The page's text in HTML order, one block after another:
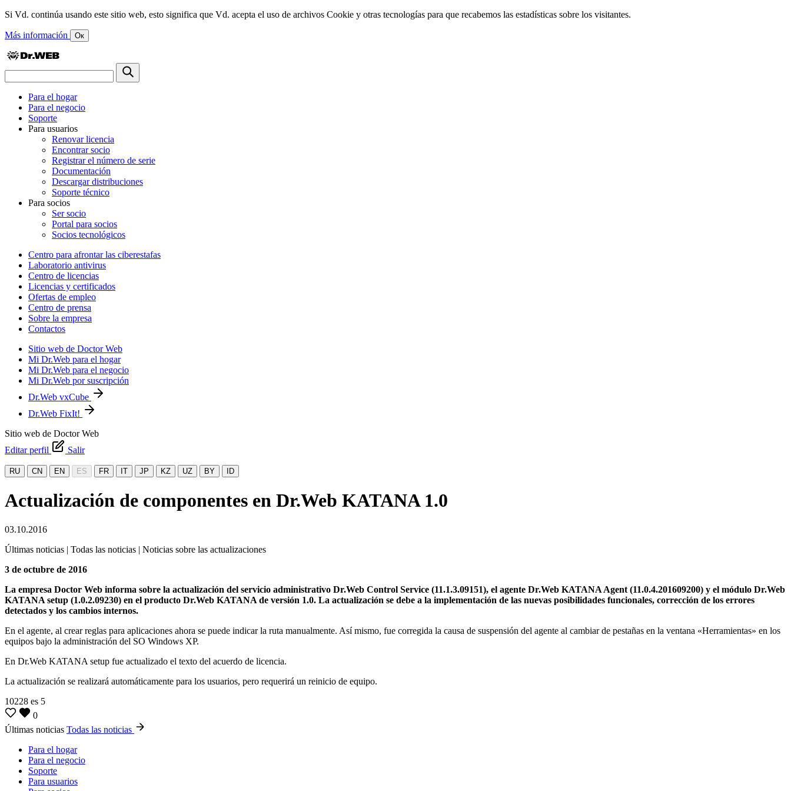
Si Vd. continúa usando este sitio web, esto significa que Vd. acepta el uso de archivos Cookie y otras tecnologías para que recabemos las estadísticas sobre los visitantes.
Más información Ок
Para el hogar
Para el negocio
Soporte
Para usuarios
Renovar licencia
Encontrar socio
Registrar el número de serie
Documentación
Descargar distribuciones
Soporte técnico
Para socios
Ser socio
Portal para socios
Socios tecnológicos
Centro para afrontar las ciberestafas
Laboratorio antivirus
Centro de licencias
Licencias y certificados
Ofertas de empleo
Centro de prensa
Sobre la empresa
Contactos
Sitio web de Doctor Web
Mi Dr.Web para el hogar
Mi Dr.Web para el negocio
Mi Dr.Web por suscripción
Dr.Web vxCube
Dr.Web FixIt!
Sitio web de Doctor Web
Editar perfil
Salir
RU CN EN ES FR IT JP KZ UZ BY ID
Actualización de componentes en Dr.Web KATANA 1.0
03.10.2016
Últimas noticias | Todas las noticias | Noticias sobre las actualizaciones
3 de octubre de 2016
La empresa Doctor Web informa sobre la actualización del servicio administrativo Dr.Web Control Service (11.1.3.09151), el agente Dr.Web KATANA Agent (11.0.4.201609200) y el módulo Dr.Web
KATANA setup (1.0.2.09230) en el producto Dr.Web KATANA de versión 1.0. La actualización se debe a la implementación de las nuevas posibilidades funcionales, corrección de los errores
detectados y los cambios internos.
En el agente, al crear reglas para aplicaciones ahora se puede indicar la ruta manualmente. Así mismo, fue corregida la causa de suspensión del agente al cambiar de pestañas en la ventana «Herramientas» en los
equipos bajo la administración del SO Windows XP.
En Dr.Web KATANA setup fue actualizado el texto del acuerdo de licencia.
La actualización se realizará automáticamente para los usuarios, pero requerirá un reinicio de equipo.
10228 es 5
0
Últimas noticias Todas las noticias
Para el hogar
Para el negocio
Soporte
Para usuarios